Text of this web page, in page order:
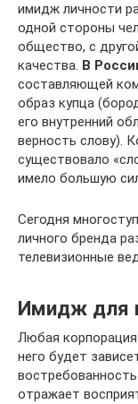
имидж личности
одной стороны
общество, с
качества. В
составляющей
образ купца
его внутренний
верность слову).
существовало
имело большую
Сегодня
личного бренда
телевизионные
Имидж для
Любая
него будет
отражает